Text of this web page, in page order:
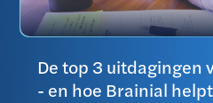
De top 3 uitdagingen
- en hoe Brainial